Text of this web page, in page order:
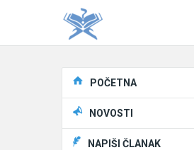
Explore
POČETNA
NOVOSTI
NAPIŠI ČLANAK